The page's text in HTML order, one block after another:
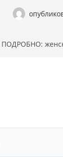
ПОДРОБНО: